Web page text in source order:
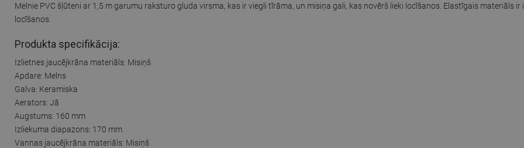
Melnie PVC šļūteni ar 1,5 m garumu raksturo gluda virsma, kas ir viegli tīrāma, un misiņa gali, kas novērš lieki locīšanos. Elastīgais materiāls
locīšanos.
Produkta specifikācija:
Izlietnes jaucējkrāna materiāls: Misiņš
Apdare: Melns
Galva: Keramiska
Aerators: Jā
Augstums: 160 mm
Izliekuma diapazons: 170 mm
Vannas jaucējkrāna materiāls: Misiņš